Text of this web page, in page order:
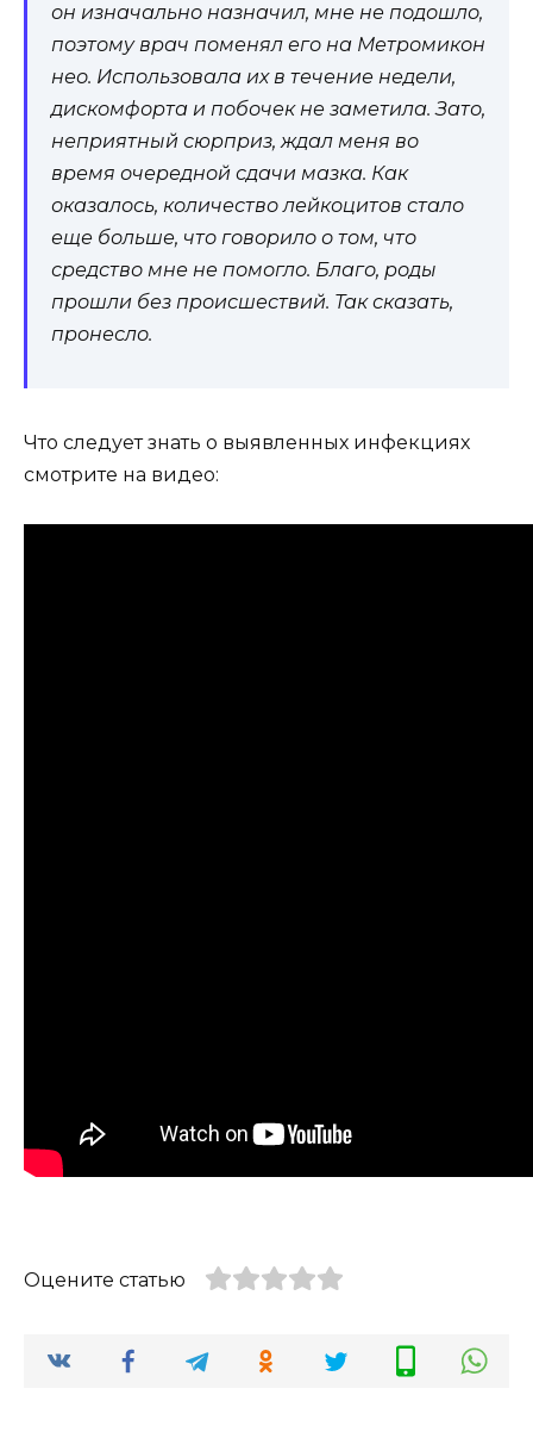
он изначально назначил, мне не подошло,
поэтому врач поменял его на Метромикон
нео. Использовала их в течение недели,
дискомфорта и побочек не заметила. Зато,
неприятный сюрприз, ждал меня во
время очередной сдачи мазка. Как
оказалось, количество лейкоцитов стало
еще больше, что говорило о том, что
средство мне не помогло. Благо, роды
прошли без происшествий. Так сказать,
пронесло.
Что следует знать о выявленных инфекциях
смотрите на видео:
Оцените статью